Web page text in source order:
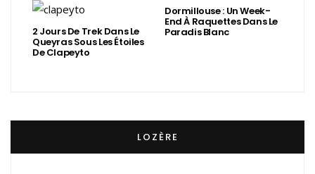
2 Jours De Trek Dans Le
Queyras Sous Les Étoiles
De Clapeyto
Dormillouse : Un Week-
End À Raquettes Dans Le
Paradis Blanc
LOZÈRE